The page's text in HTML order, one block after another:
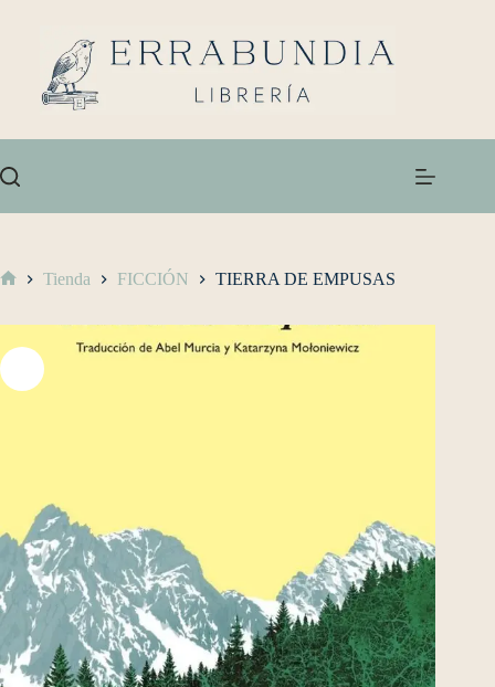
Tienda FICCIÓN TIERRA DE EMPUSAS